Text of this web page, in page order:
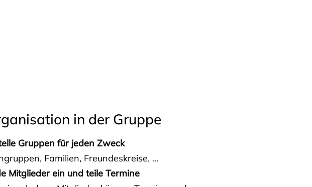
in der Gruppe
Gruppen für jeden Zweck
Familien, Freundeskreise, ...
Mitglieder ein und teile Termine